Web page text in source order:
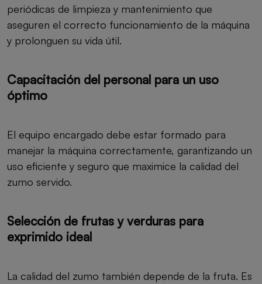
periódicas de limpieza y mantenimiento que
aseguren el correcto funcionamiento de la máquina
y prolonguen su vida útil.
Capacitación del personal para un uso
óptimo
El equipo encargado debe estar formado para
manejar la máquina correctamente, garantizando un
uso eficiente y seguro que maximice la calidad del
zumo servido.
Selección de frutas y verduras para
exprimido ideal
La calidad del zumo también depende de la fruta. Es